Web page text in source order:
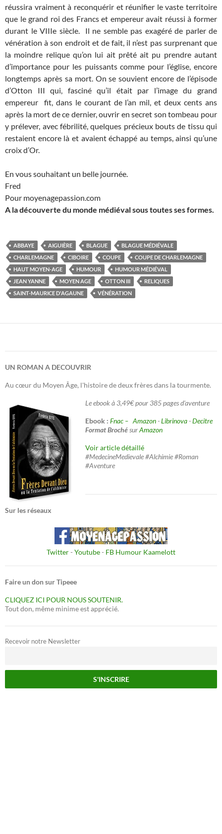
réussira vraiment à reconquérir et réunifier le vaste territoire
que le grand roi des Francs et empereur avait réussi à former
durant le VIIIe siècle. Il ne semble pas exagéré de parler de
vénération à son endroit et de fait, il n’est pas surprenant que
la moindre relique qu’on lui ait prêté ait pu prendre autant
d’importance pour les puissants comme pour l’église, encore
longtemps après sa mort. On se souvient encore de l’épisode
d’Otton III qui, fasciné qu’il était par l’image du grand
empereur fit, dans le courant de l’an mil, et deux cents ans
après la mort de ce dernier, ouvrir en secret son tombeau pour
y prélever, avec fébrilité, quelques précieux bouts de tissu qui
restaient encore là et avaient échappé au temps, ainsi qu’une
croix d’Or.
En vous souhaitant un belle journée.
Fred
Pour moyenagepassion.com
A la découverte du monde médiéval sous toutes ses formes.
ABBAYE AIGUIÈRE BLAGUE
BLAGUE MÉDIÉVALE
CHARLEMAGNE
CIBOIRE COUPE
COUPE DE CHARLEMAGNE
HAUT MOYEN-AGE
HUMOUR
HUMOUR MÉDIÉVAL
JEAN YANNE
MOYEN AGE OTTON III
RELIQUES
SAINT-MAURICE D'AGAUNE
VÉNÉRATION
UN ROMAN A DECOUVRIR
Au cœur du Moyen Âge, l'histoire de deux frères dans la tourmente.
Le ebook à 3,49€ pour 385 pages d'aventure
Ebook : Fnac – Amazon-Librinova-Decitre
Format BrochésurAmazon
Voir article détaillé
#MedecineMedievale #Alchimie #Roman
#Aventure
Sur les réseaux
Twitter- Youtube- FB Humour Kaamelott
Faire un don sur Tipeee
CLIQUEZ ICI POUR NOUS SOUTENIR.
Tout don, même minime est apprécié.
Recevoir notre Newsletter